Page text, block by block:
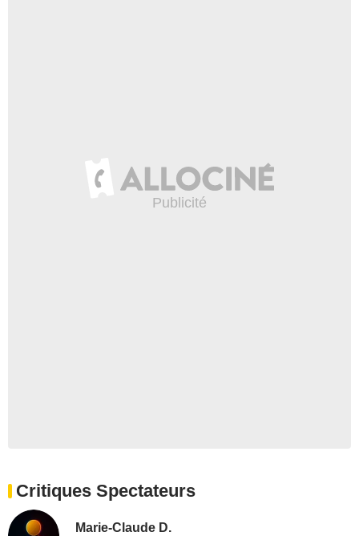
Critiques Spectateurs
Marie-Claude D.